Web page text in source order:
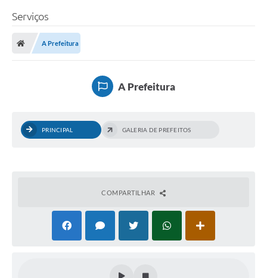
Serviços
A Prefeitura
A Prefeitura
PRINCIPAL GALERIA DE PREFEITOS
COMPARTILHAR